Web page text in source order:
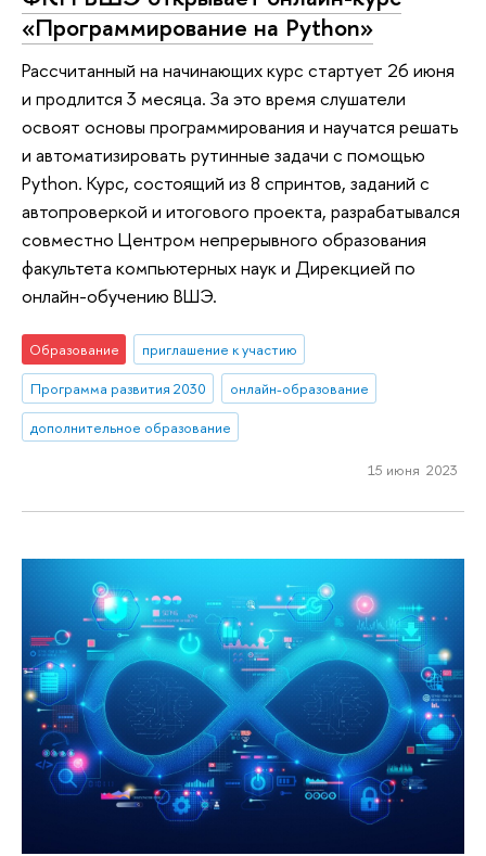
«Программирование на Python»
Рассчитанный на начинающих курс стартует 26 июня
и продлится 3 месяца. За это время слушатели
освоят основы программирования и научатся решать
и автоматизировать рутинные задачи с помощью
Python. Курс, состоящий из 8 спринтов, заданий с
автопроверкой и итогового проекта, разрабатывался
совместно Центром непрерывного образования
факультета компьютерных наук и Дирекцией по
онлайн-обучению ВШЭ.
Образование
приглашение к участию
Программа развития 2030
онлайн-образование
дополнительное образование
15 июня 2023